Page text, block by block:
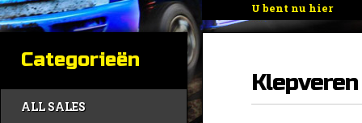
U bent nu hier
Home»Motorisch/
Categorieën
ALL SALES
Klepveren